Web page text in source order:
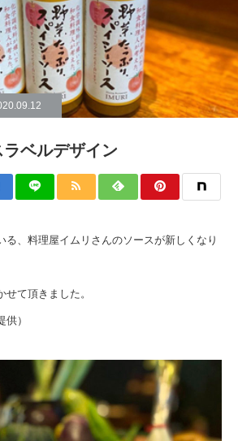
ベルデザイン
る、料理屋イムリさんのソースが新しくなり
て頂きました。
供）